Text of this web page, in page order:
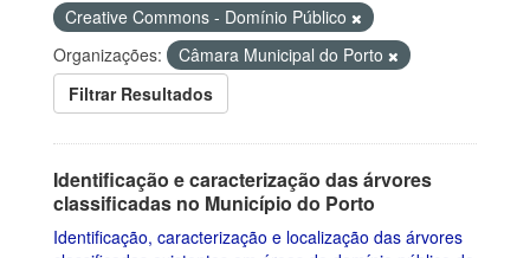
Creative Commons - Domínio Público
Organizações:
Câmara Municipal do Porto
Filtrar Resultados
Identificação e caracterização das árvores
classificadas no Município do Porto
Identificação, caracterização e localização das árvores